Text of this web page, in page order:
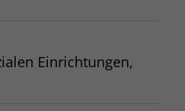
Einrichtungen,